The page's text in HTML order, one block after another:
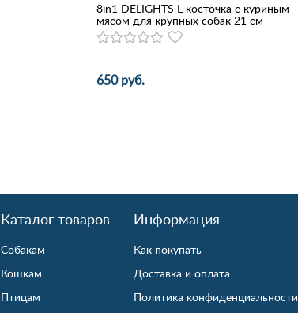
8in1 DELIGHTS L косточка с куриным
мясом для крупных собак 21 см
650 руб.
Каталог товаров
Собакам
Кошкам
Птицам
Информация
Как покупать
Доставка и оплата
Политика конфиденциальности